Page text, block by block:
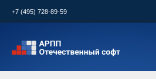
+7 (495) 728-89-59